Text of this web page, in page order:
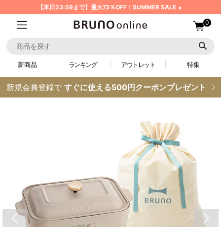
【本日23:59まで】最大73％OFF！SUMMER SALE
0
新商品 ランキング アウトレット 特集
新規会員登録で すぐに使える500円クーポンプレゼント